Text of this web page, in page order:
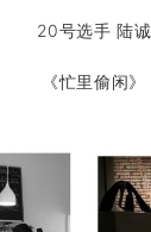
20号选手 陆诚
《忙里偷闲》